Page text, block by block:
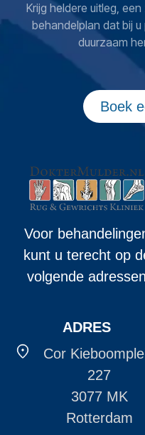
Krijg heldere uitleg,
behandelplan dat bij
duurzaam
Boek
Voor
kunt u terecht op
volgende adressen
ADRES
Cor
227
3077 MK
Rotterdam